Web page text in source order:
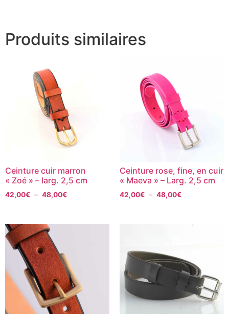
Produits similaires
Ceinture cuir marron
« Zoé » – larg. 2,5 cm
42,00€ – 48,00€
Ceinture rose, fine, en cuir
« Maeva » – Larg. 2,5 cm
42,00€ – 48,00€